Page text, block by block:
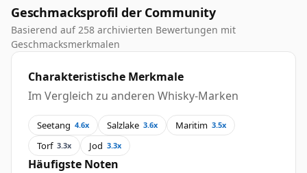
Geschmacksprofil der Community
Basierend auf 258 archivierten Bewertungen mit
Geschmacksmerkmalen
Charakteristische Merkmale
Im Vergleich zu anderen Whisky-Marken
Seetang 4.6x Salzlake 3.6x Maritim 3.5x
Torf 3.3x Jod 3.3x
Häufigste Noten